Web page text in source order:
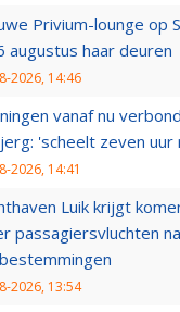
Privium-lounge op
augustus haar deuren
2026, 14:46
vanaf nu
'scheelt zeven uur
2026, 14:41
Luik krijgt
passagiersvluchten
2026, 13:54